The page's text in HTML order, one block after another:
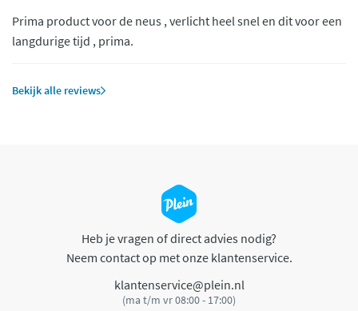
Prima product voor de neus , verlicht heel snel en dit voor een
langdurige tijd , prima.
Bekijk alle reviews
Heb je vragen of direct advies nodig?
Neem contact op met onze klantenservice.
klantenservice@plein.nl
(ma t/m vr 08:00 - 17:00)